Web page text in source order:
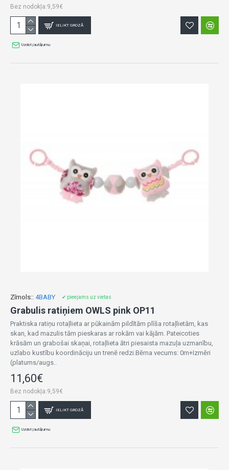
Bez nodokļa:9,59€
IELIKT GROZĀ
Uzdot jautājumu
Zīmols:: 4BABY ✔ pieejams uz vietas
Grabulis ratiņiem OWLS pink OP11
Praktiska ratiņu rotaļlieta ar pūkainām pildītām plīša rotaļlietām, kas
skan, kad mazulis tām pieskaras ar rokām vai kājām. Pateicoties
krāsām un grabošai skaņai, rotaļlieta ātri piesaista mazuļa uzmanību,
uzlabo kustību koordināciju un trenē redzi.Bērna vecums: 0m+Izmēri
(platums/augs..
11,60€
Bez nodokļa:9,59€
IELIKT GROZĀ
Uzdot jautājumu